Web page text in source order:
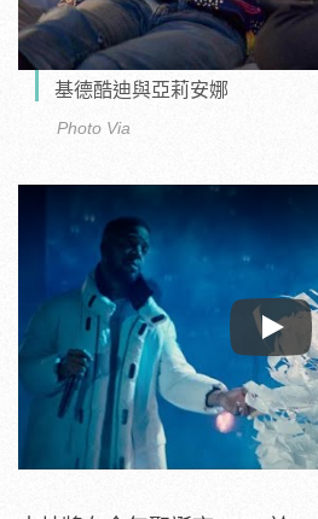
基德酷迪與亞莉安娜
Photo Via
Play